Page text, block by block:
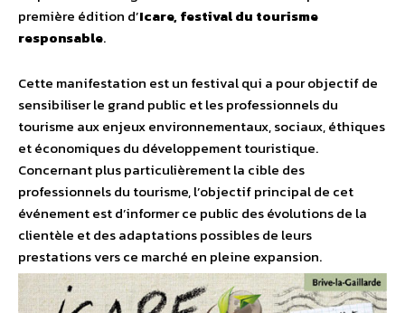
première édition d’Icare, festival du tourisme
responsable.
Cette manifestation est un festival qui a pour objectif de
sensibiliser le grand public et les professionnels du
tourisme aux enjeux environnementaux, sociaux, éthiques
et économiques du développement touristique.
Concernant plus particulièrement la cible des
professionnels du tourisme, l’objectif principal de cet
événement est d’informer ce public des évolutions de la
clientèle et des adaptations possibles de leurs
prestations vers ce marché en pleine expansion.